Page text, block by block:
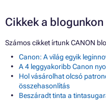
Cikkek a
Számos cikket írtunk CANON
Canon: A világ egyik
A 4 leggyakoribb Canon
Hol vásárolhat olcsó
összehasonlítás
Beszáradt tinta a